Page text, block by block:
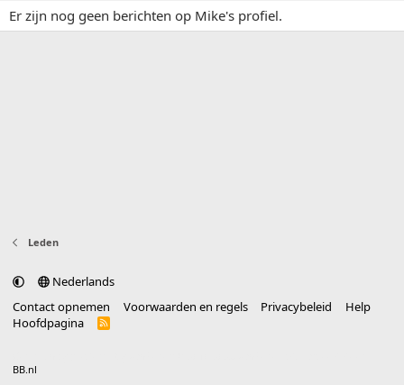
Er zijn nog geen berichten op Mike's profiel.
Leden
Nederlands
Contact opnemen
Voorwaarden en regels Privacybeleid
Help
Hoofdpagina
R
BB.nl